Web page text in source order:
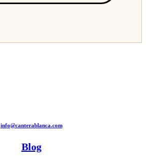
info@canterablanca.com
Blog